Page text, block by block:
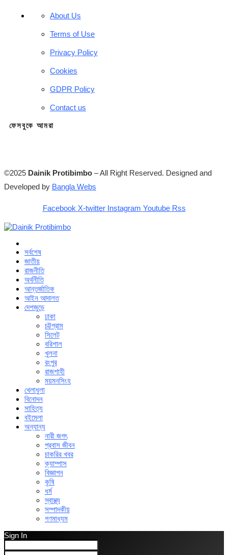
About Us
Terms of Use
Privacy Policy
Cookies
GDPR Policy
Contact us
ফেসবুকে আমরা
©2025 Dainik Protibimbo – All Right Reserved. Designed and
Developed by Bangla Webs
Facebook X-twitter Instagram Youtube Rss
সর্বশেষ
জাতীয়
রাজনীতি
অর্থনীতি
আন্তর্জাতিক
আইন আদালত
দেশজুড়ে
ঢাকা
চট্টগ্রাম
সিলেট
বরিশাল
খুলনা
রংপুর
রাজশাহী
ময়মনসিংহ
খেলাধুলা
বিনোদন
সাহিত্য
বইমেলা
অন্যান্য
নারী জগৎ
প্রবাস জীবন
চাকরির খবর
ক্যাম্পাস
বিজ্ঞাপন
কৃষি
ধর্ম
স্বাস্থ্য
সম্পাদকীয়
গণমাধ্যম
Sign In